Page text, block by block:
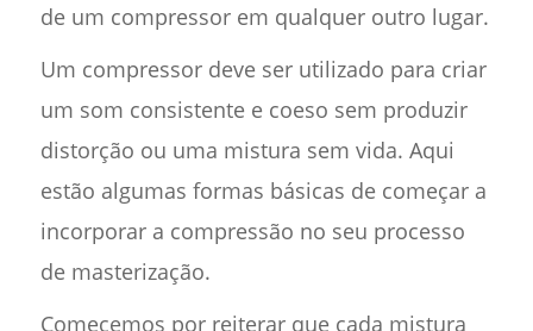
de um compressor em qualquer outro lugar.
Um compressor deve ser utilizado para criar
um som consistente e coeso sem produzir
distorção ou uma mistura sem vida. Aqui
estão algumas formas básicas de começar a
incorporar a compressão no seu processo
de masterização.
Comecemos por reiterar que cada mistura